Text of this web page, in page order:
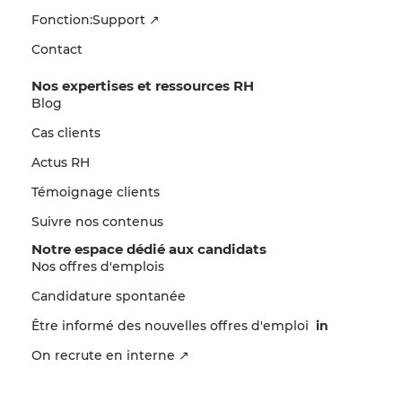
Nos expertises et ressources RH
Blog
Cas clients
Actus RH
Témoignage clients
Suivre nos contenus
Notre espace dédié aux candidats
Nos offres d'emplois
Candidature spontanée
Être informé des nouvelles offres d'emploi in
On recrute en interne ↗
Fonction:Support ↗
Contact